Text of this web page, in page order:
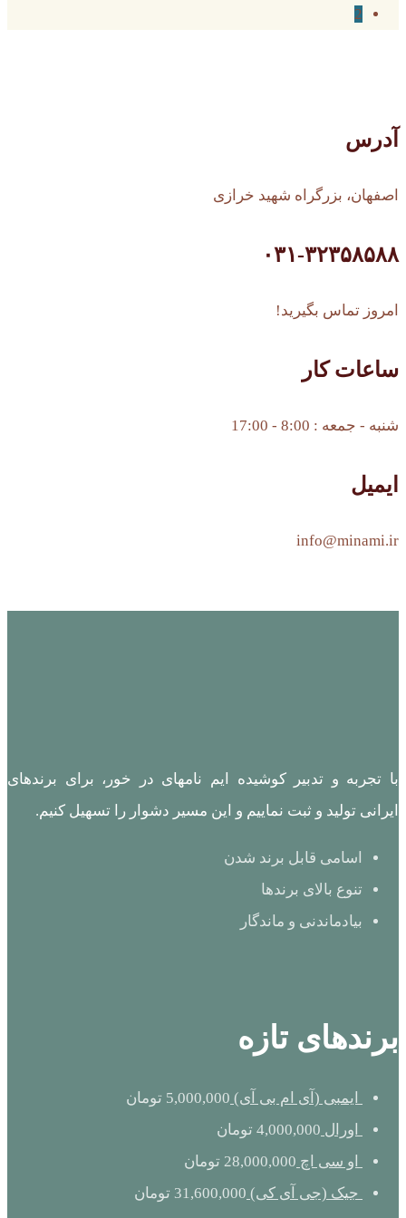
2
آدرس
اصفهان، بزرگراه شهید خرازی
۰۳۱-۳۲۳۵۸۵۸۸
امروز تماس بگیرید!
ساعات کار
شنبه - جمعه : 8:00 - 17:00
ایمیل
info@minami.ir
با تجربه و تدبیر کوشیده ایم نامهای در خور، برای برندهای
ایرانی تولید و ثبت نماییم و این مسیر دشوار را تسهیل کنیم.
اسامی قابل برند شدن
تنوع بالای برندها
بیادماندنی و ماندگار
برندهای تازه
ایمبی (آی ام بی آی) 5,000,000 تومان
اورال 4,000,000 تومان
او سی اچ 28,000,000 تومان
جیک (جی آی کی) 31,600,000 تومان